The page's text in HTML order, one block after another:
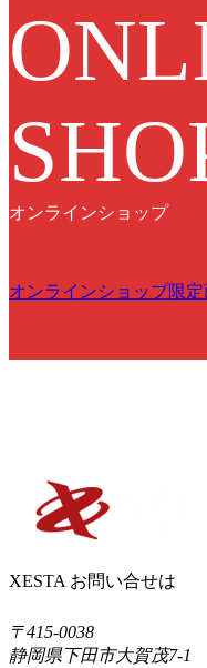
オンラインショップ
オンラインショップ限定
XESTA お問い合せは
〒415-0038
静岡県下田市大賀茂7-1